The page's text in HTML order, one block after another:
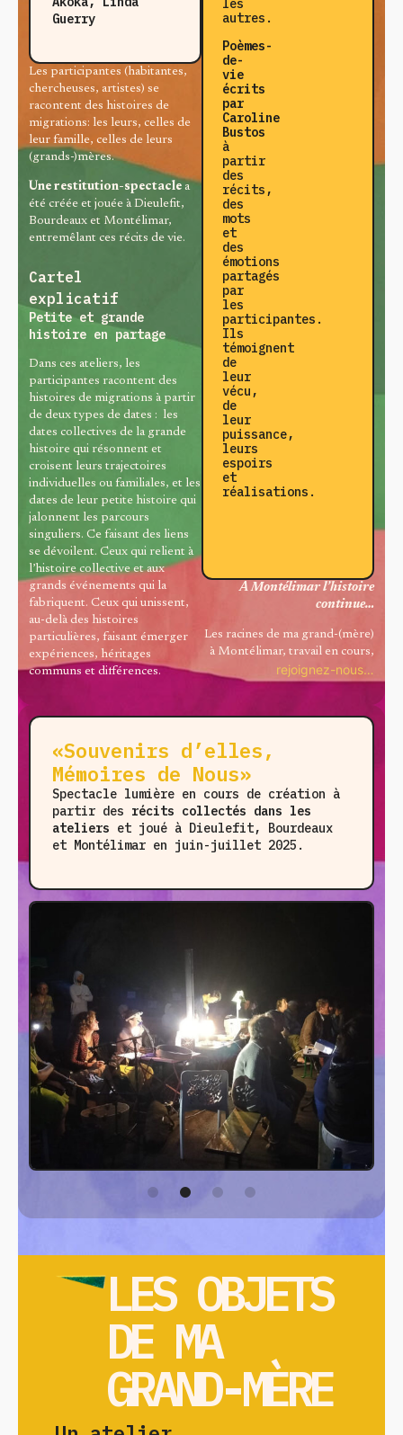
Guerry
Les participantes (habitantes,
chercheuses, artistes) se
racontent des histoires de
migrations: les leurs, celles de
leur famille, celles de leurs
(grands-)mères.
Une restitution-spectacle a
été créée et jouée à Dieulefit,
Bourdeaux et Montélimar,
entremêlant ces récits de vie.
Cartel
explicatif
Petite et grande
histoire en partage
Dans ces ateliers, les
participantes racontent des
histoires de migrations à partir
de deux types de dates : les
dates collectives de la grande
histoire qui résonnent et
croisent leurs trajectoires
individuelles ou familiales, et les
dates de leur petite histoire qui
jalonnent les parcours
singuliers. Ce faisant des liens
se dévoilent. Ceux qui relient à
l’histoire collective et aux
grands événements qui la
fabriquent. Ceux qui unissent,
au-delà des histoires
particulières, faisant émerger
expériences, héritages
communs et différences.
les
autres.
Poèmes-
de-
vie
écrits
par
Caroline
Bustos
à
partir
des
récits,
des
mots
et
des
émotions
partagés
par
les
participantes.
Ils
témoignent
de
leur
vécu,
de
leur
puissance,
leurs
espoirs
et
réalisations.
A Montélimar l’histoire
continue…
Les racines de ma grand-(mère)
à Montélimar, travail en cours,
rejoignez-nous…
«Souvenirs d’elles,
Mémoires de Nous»
Spectacle lumière en cours de création à
partir des récits collectés dans les
ateliers et joué à Dieulefit, Bourdeaux
et Montélimar en juin-juillet 2025.
LES OBJETS
DE MA
GRAND-MÈRE